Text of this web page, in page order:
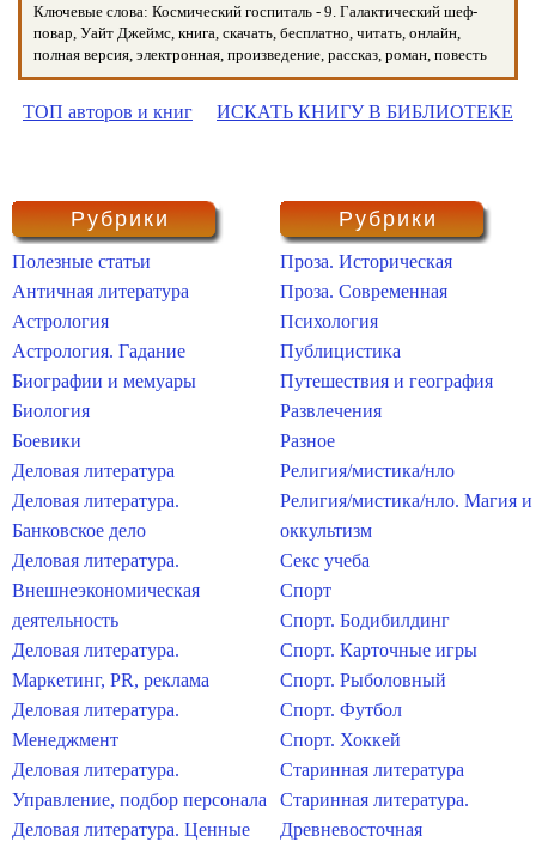
Ключевые слова: Космический госпиталь - 9. Галактический шеф-
повар, Уайт Джеймс, книга, скачать, бесплатно, читать, онлайн,
полная версия, электронная, произведение, рассказ, роман, повесть
ТОП авторов и книг ИСКАТЬ КНИГУ В БИБЛИОТЕКЕ
Рубрики
Полезные статьи
Античная литература
Астрология
Астрология. Гадание
Биографии и мемуары
Биология
Боевики
Деловая литература
Деловая литература.
Банковское дело
Деловая литература.
Внешнеэкономическая
деятельность
Деловая литература.
Маркетинг, PR, реклама
Деловая литература.
Менеджмент
Деловая литература.
Управление, подбор персонала
Деловая литература. Ценные
Рубрики
Проза. Историческая
Проза. Современная
Психология
Публицистика
Путешествия и география
Развлечения
Разное
Религия/мистика/нло
Религия/мистика/нло. Магия и
оккультизм
Секс учеба
Спорт
Спорт. Бодибилдинг
Спорт. Карточные игры
Спорт. Рыболовный
Спорт. Футбол
Спорт. Хоккей
Старинная литература
Старинная литература.
Древневосточная